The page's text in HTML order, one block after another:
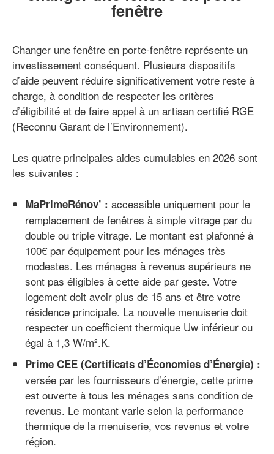
fenêtre
Changer une fenêtre en porte-fenêtre représente un
investissement conséquent. Plusieurs dispositifs
d’aide peuvent réduire significativement votre reste à
charge, à condition de respecter les critères
d’éligibilité et de faire appel à un artisan certifié RGE
(Reconnu Garant de l’Environnement).
Les quatre principales aides cumulables en 2026 sont
les suivantes :
MaPrimeRénov’ : accessible uniquement pour le
remplacement de fenêtres à simple vitrage par du
double ou triple vitrage. Le montant est plafonné à
100€ par équipement pour les ménages très
modestes. Les ménages à revenus supérieurs ne
sont pas éligibles à cette aide par geste. Votre
logement doit avoir plus de 15 ans et être votre
résidence principale. La nouvelle menuiserie doit
respecter un coefficient thermique Uw inférieur ou
égal à 1,3 W/m².K.
Prime CEE (Certificats d’Économies d’Énergie) :
versée par les fournisseurs d’énergie, cette prime
est ouverte à tous les ménages sans condition de
revenus. Le montant varie selon la performance
thermique de la menuiserie, vos revenus et votre
région.